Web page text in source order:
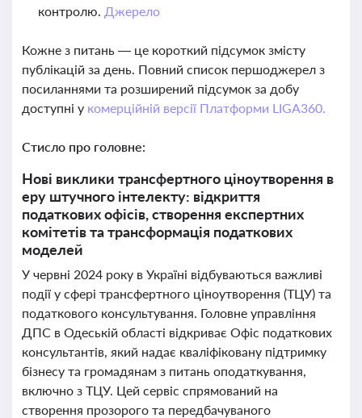
контролю. Джерело
Кожне з питань — це короткий підсумок змісту
публікацій за день. Повний список першоджерел з
посиланнями та розширений підсумок за добу
доступні у комерційній версії Платформи LIGA360.
Стисло про головне:
Нові виклики трансфертного ціноутворення в
еру штучного інтелекту: відкриття
податкових офісів, створення експертних
комітетів та трансформація податкових
моделей
У червні 2024 року в Україні відбуваються важливі
події у сфері трансфертного ціноутворення (ТЦУ) та
податкового консультування. Головне управління
ДПС в Одеській області відкриває Офіс податкових
консультантів, який надає кваліфіковану підтримку
бізнесу та громадянам з питань оподаткування,
включно з ТЦУ. Цей сервіс спрямований на
створення прозорого та передбачуваного